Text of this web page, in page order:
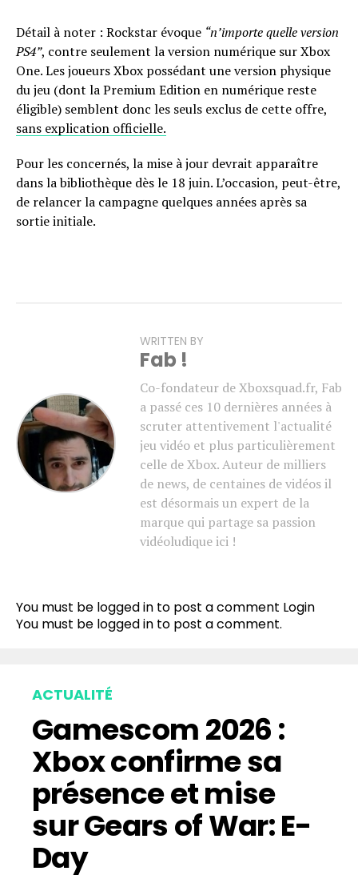
Détail à noter : Rockstar évoque “n’importe quelle version
PS4”, contre seulement la version numérique sur Xbox
One. Les joueurs Xbox possédant une version physique
du jeu (dont la Premium Edition en numérique reste
éligible) semblent donc les seuls exclus de cette offre,
sans explication officielle.
Pour les concernés, la mise à jour devrait apparaître
dans la bibliothèque dès le 18 juin. L’occasion, peut-être,
de relancer la campagne quelques années après sa
sortie initiale.
WRITTEN BY
Fab !
Co-fondateur de Xboxsquad.fr, Fab
a passé ces 10 dernières années à
scruter attentivement l'actualité
jeu vidéo et plus particulièrement
celle de Xbox. Auteur de milliers
de news, de centaines de vidéos il
est désormais un expert de la
marque qui partage sa passion
vidéoludique ici !
You must be logged in to post a comment Login
You must be logged in to post a comment.
ACTUALITÉ
Gamescom 2026 :
Xbox confirme sa
présence et mise
sur Gears of War: E-
Day